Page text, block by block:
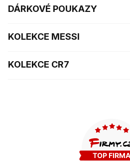
DÁRKOVÉ POUKAZY
KOLEKCE MESSI
KOLEKCE CR7